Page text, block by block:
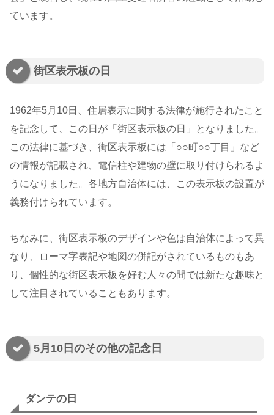
ています。
街区表示板の日
1962年5月10日、住居表示に関する法律が施行されたこと
を記念して、この日が「街区表示板の日」となりました。
この法律に基づき、街区表示板には「○○町○○丁目」など
の情報が記載され、電信柱や建物の壁に取り付けられるよ
うになりました。各地方自治体には、この表示板の設置が
義務付けられています。
ちなみに、街区表示板のデザインや色は自治体によって異
なり、ローマ字表記や地図の併記がされているものもあ
り、個性的な街区表示板を好む人々の間では新たな趣味と
して注目されていることもあります。
5月10日のその他の記念日
ダンテの日